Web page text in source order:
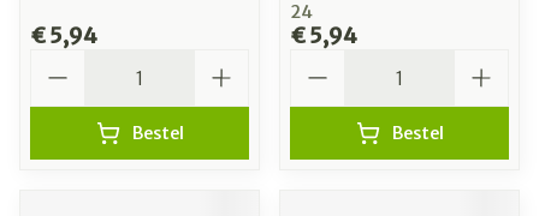
€ 5,94
Bestel
24
€ 5,94
Bestel